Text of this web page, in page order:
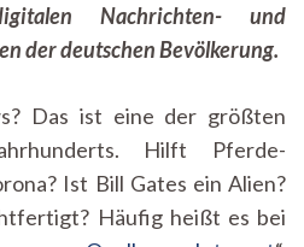
Nachrichten- und
der deutschen Bevölkerung.
Das ist eine der größten
Hilft Pferde-
Ist Bill Gates ein Alien?
Häufig heißt es bei